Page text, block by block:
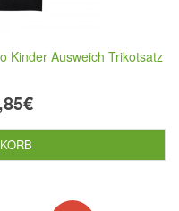
Kinder Ausweich Trikotsatz